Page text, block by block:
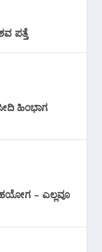
ಪತ್ತೆ
ಹಿಂಭಾಗ
– ಎಲ್ಲವೂ